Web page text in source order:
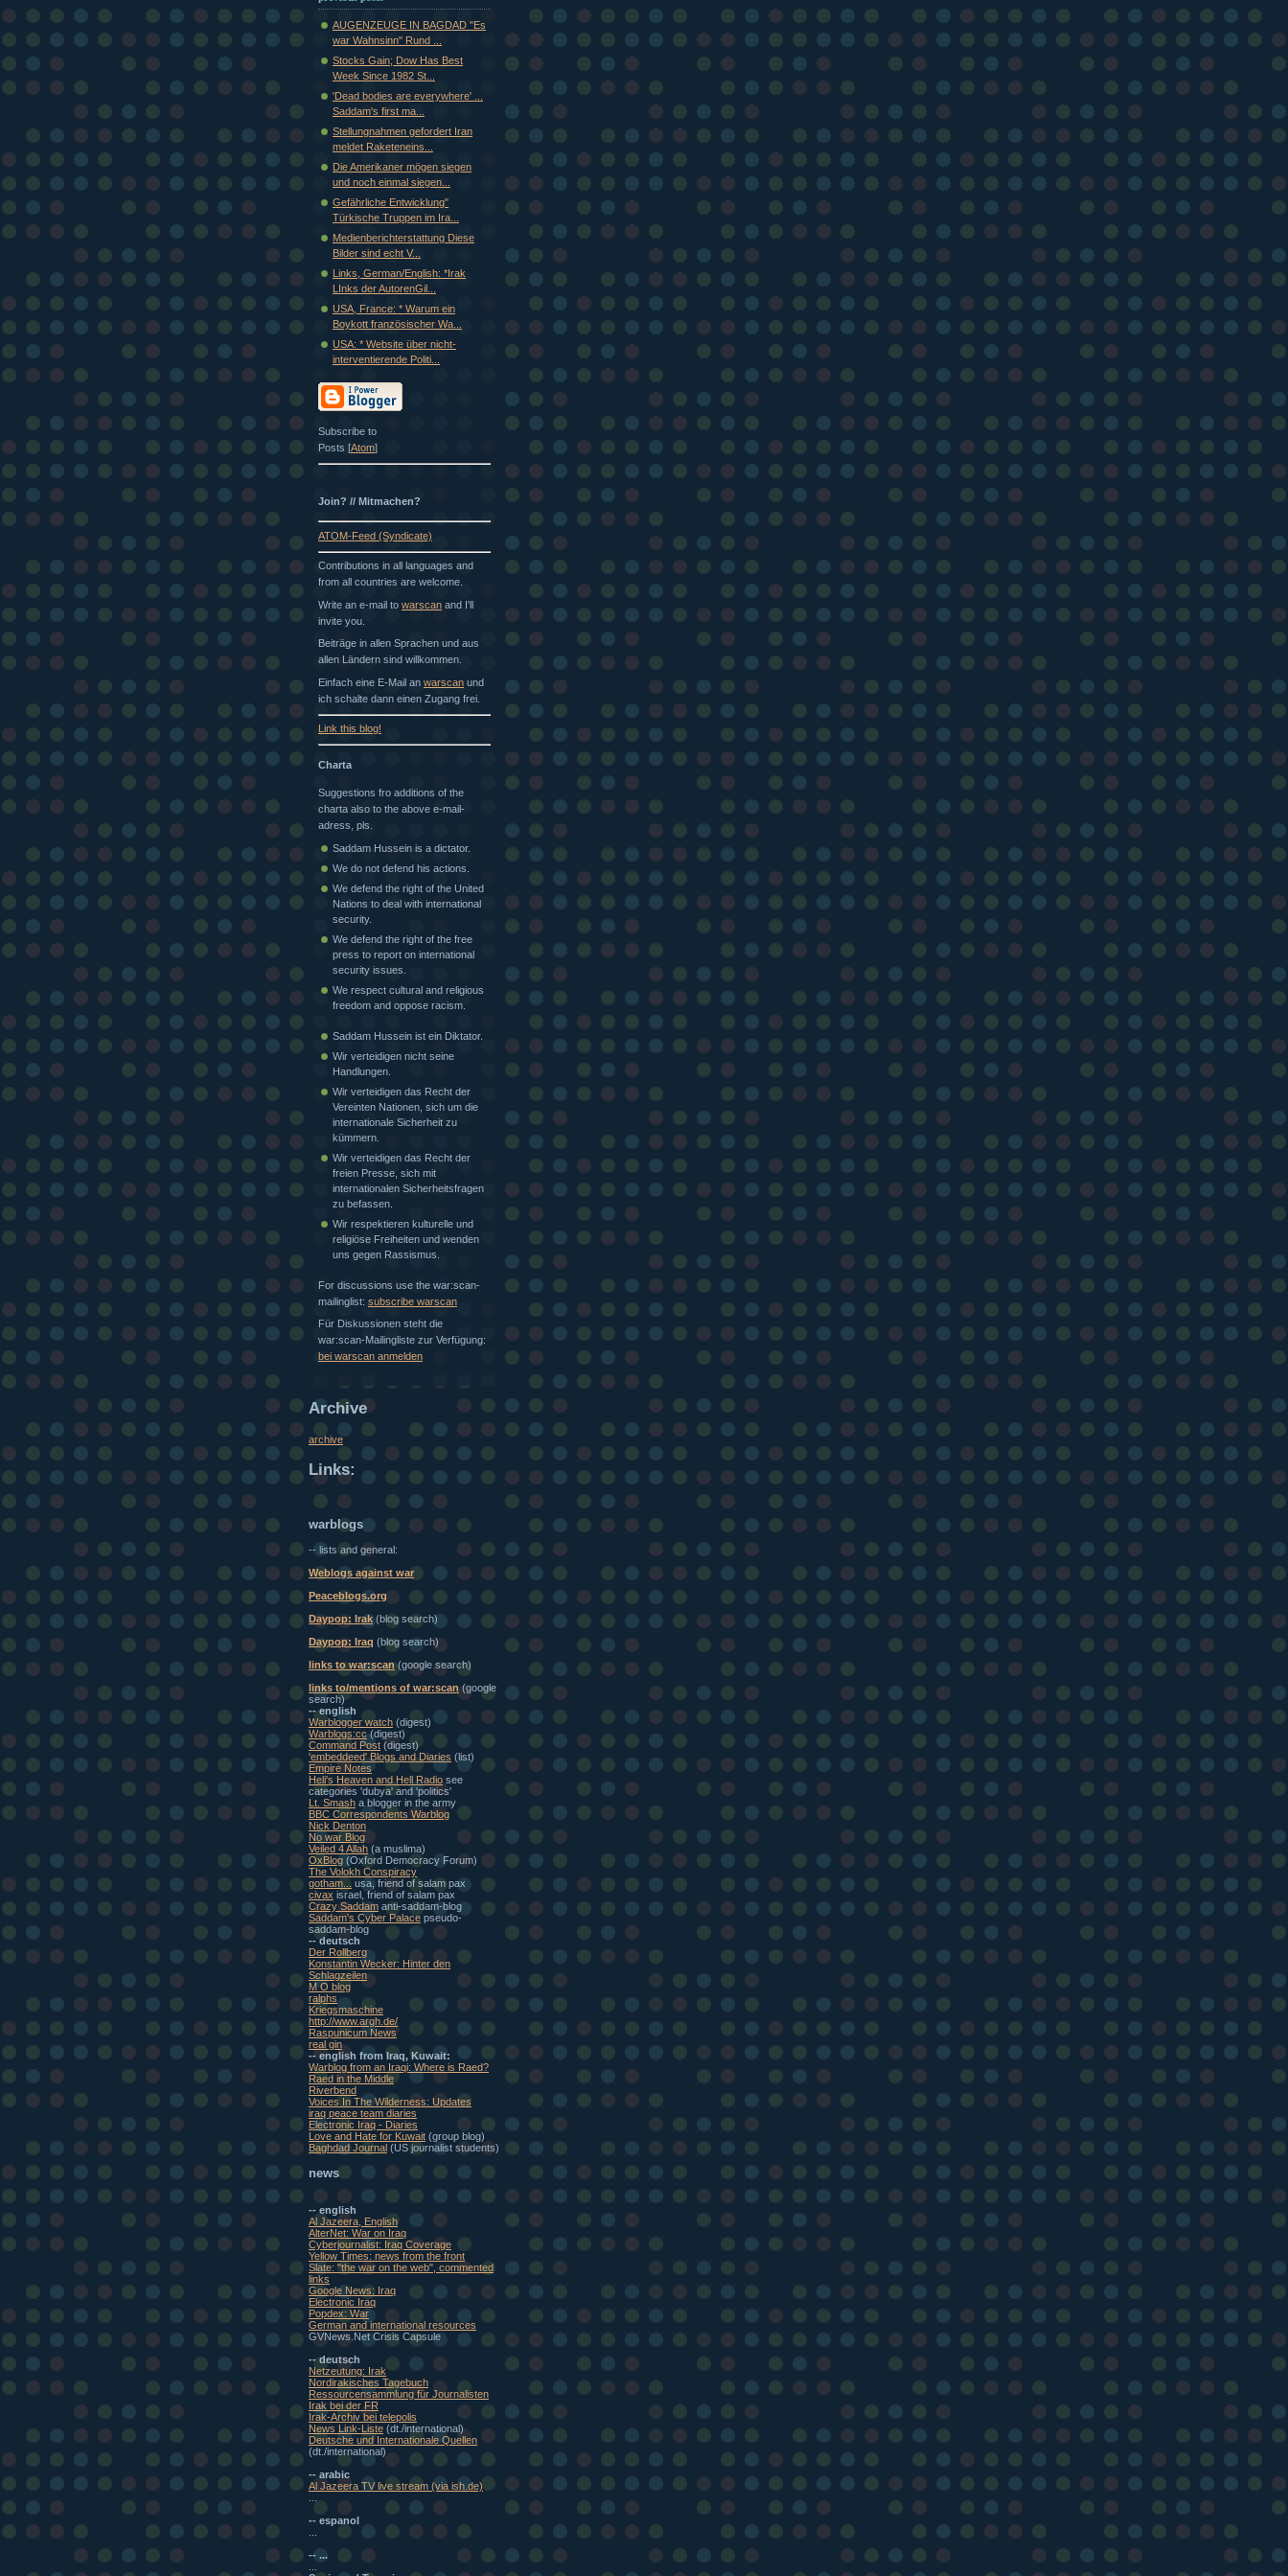
AUGENZEUGE IN BAGDAD "Es
war Wahnsinn" Rund ...
Stocks Gain; Dow Has Best
Week Since 1982 St...
'Dead bodies are everywhere' ...
Saddam's first ma...
Stellungnahmen gefordert Iran
meldet Raketeneins...
Die Amerikaner mögen siegen
und noch einmal siegen...
Gefährliche Entwicklung"
Türkische Truppen im Ira...
Medienberichterstattung Diese
Bilder sind echt V...
Links, German/English: *Irak
LInks der AutorenGil...
USA, France: * Warum ein
Boykott französischer Wa...
USA: * Website über nicht-
interventierende Politi...
Subscribe to
Posts [Atom]
Join? // Mitmachen?
ATOM-Feed (Syndicate)
Contributions in all languages and
from all countries are welcome.
Write an e-mail to warscan and I'll
invite you.
Beiträge in allen Sprachen und aus
allen Ländern sind willkommen.
Einfach eine E-Mail an warscan und
ich schalte dann einen Zugang frei.
Link this blog!
Charta
Suggestions fro additions of the
charta also to the above e-mail-
adress, pls.
Saddam Hussein is a dictator.
We do not defend his actions.
We defend the right of the United
Nations to deal with international
security.
We defend the right of the free
press to report on international
security issues.
We respect cultural and religious
freedom and oppose racism.
Saddam Hussein ist ein Diktator.
Wir verteidigen nicht seine
Handlungen.
Wir verteidigen das Recht der
Vereinten Nationen, sich um die
internationale Sicherheit zu
kümmern.
Wir verteidigen das Recht der
freien Presse, sich mit
internationalen Sicherheitsfragen
zu befassen.
Wir respektieren kulturelle und
religiöse Freiheiten und wenden
uns gegen Rassismus.
For discussions use the war:scan-
mailinglist: subscribe warscan
Für Diskussionen steht die
war:scan-Mailingliste zur Verfügung:
bei warscan anmelden
Archive
archive
Links:
warblogs
-- lists and general:
Weblogs against war
Peaceblogs.org
Daypop: Irak (blog search)
Daypop: Iraq (blog search)
links to war:scan (google search)
links to/mentions of war:scan(google
search)
-- english
Warblogger watch (digest)
Warblogs:cc (digest)
Command Post (digest)
'embeddeed' Blogs and Diaries (list)
Empire Notes
Heli's Heaven and Hell Radio see
categories 'dubya' and 'politics'
Lt. Smash a blogger in the army
BBC Correspondents Warblog
Nick Denton
No war Blog
Veiled 4 Allah (a muslima)
OxBlog (Oxford Democracy Forum)
The Volokh Conspiracy
gotham...
usa, friend of salam pax
civax israel, friend of salam pax
Crazy Saddam anti-saddam-blog
Saddam's Cyber Palace pseudo-
saddam-blog
-- deutsch
Der Rollberg
Konstantin Wecker: Hinter den
Schlagzeilen
M O blog
ralphs
Kriegsmaschine
http://www.argh.de/
Raspunicum News
real gin
-- english from Iraq, Kuwait:
Warblog from an Iraqi: Where is Raed?
Raed in the Middle
Riverbend
Voices In The Wilderness: Updates
iraq peace team diaries
Electronic Iraq - Diaries
Love and Hate for Kuwait (group blog)
Baghdad Journal (US journalist students)
news
-- english
Al Jazeera, English
AlterNet: War on Iraq
Cyberjournalist: Iraq Coverage
Yellow Times: news from the front
Slate: "the war on the web", commented
links
Google News: Iraq
Electronic Iraq
Popdex: War
German and international resources
GVNews.Net Crisis Capsule
-- deutsch
Netzeutung: Irak
Nordirakisches Tagebuch
Ressourcensammlung für Journalisten
Irak bei der FR
Irak-Archiv bei telepolis
News Link-Liste (dt./international)
Deutsche und Internationale Quellen
(dt./international)
-- arabic
Al Jazeera TV live stream (via ish.de)
-- espanol
-- ...